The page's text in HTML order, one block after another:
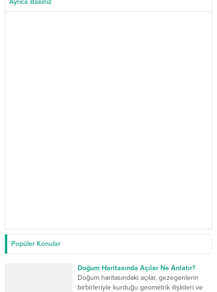
Popüler Konular
Doğum Haritasında Açılar Ne Anlatır?
Doğum haritasındaki açılar, gezegenlerin
birbirleriyle kurduğu geometrik ilişkileri ve